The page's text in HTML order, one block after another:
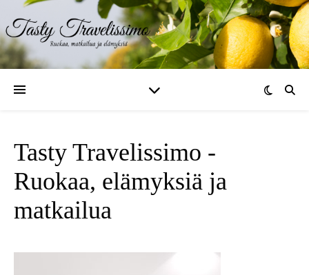
Tasty Travelissimo -
Ruokaa, elämyksiä ja
matkailua